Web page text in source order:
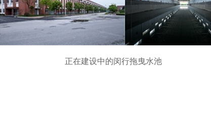
正在建设中的闵行拖曳水池